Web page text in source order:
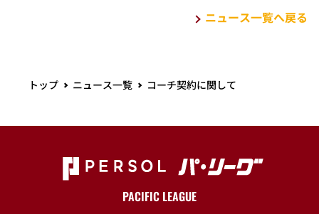
ニュース一覧へ戻る
トップ ニュース一覧 コーチ契約に関して
PACIFIC LEAGUE